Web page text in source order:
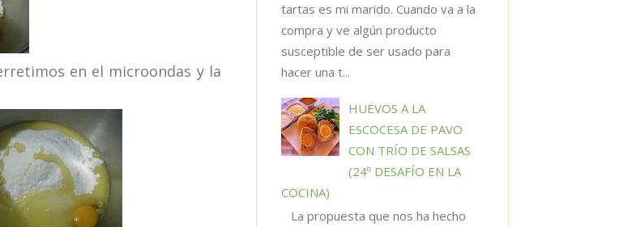
en el microondas y la
tartas es mi marido. Cuando va a la
compra y ve algún producto
susceptible de ser usado para
hacer una t...
HUEVOS A LA
ESCOCESA DE PAVO
CON TRÍO DE SALSAS
(24º DESAFÍO EN LA
COCINA)
La propuesta que nos ha hecho